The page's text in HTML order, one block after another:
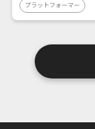
プラットフォーマー